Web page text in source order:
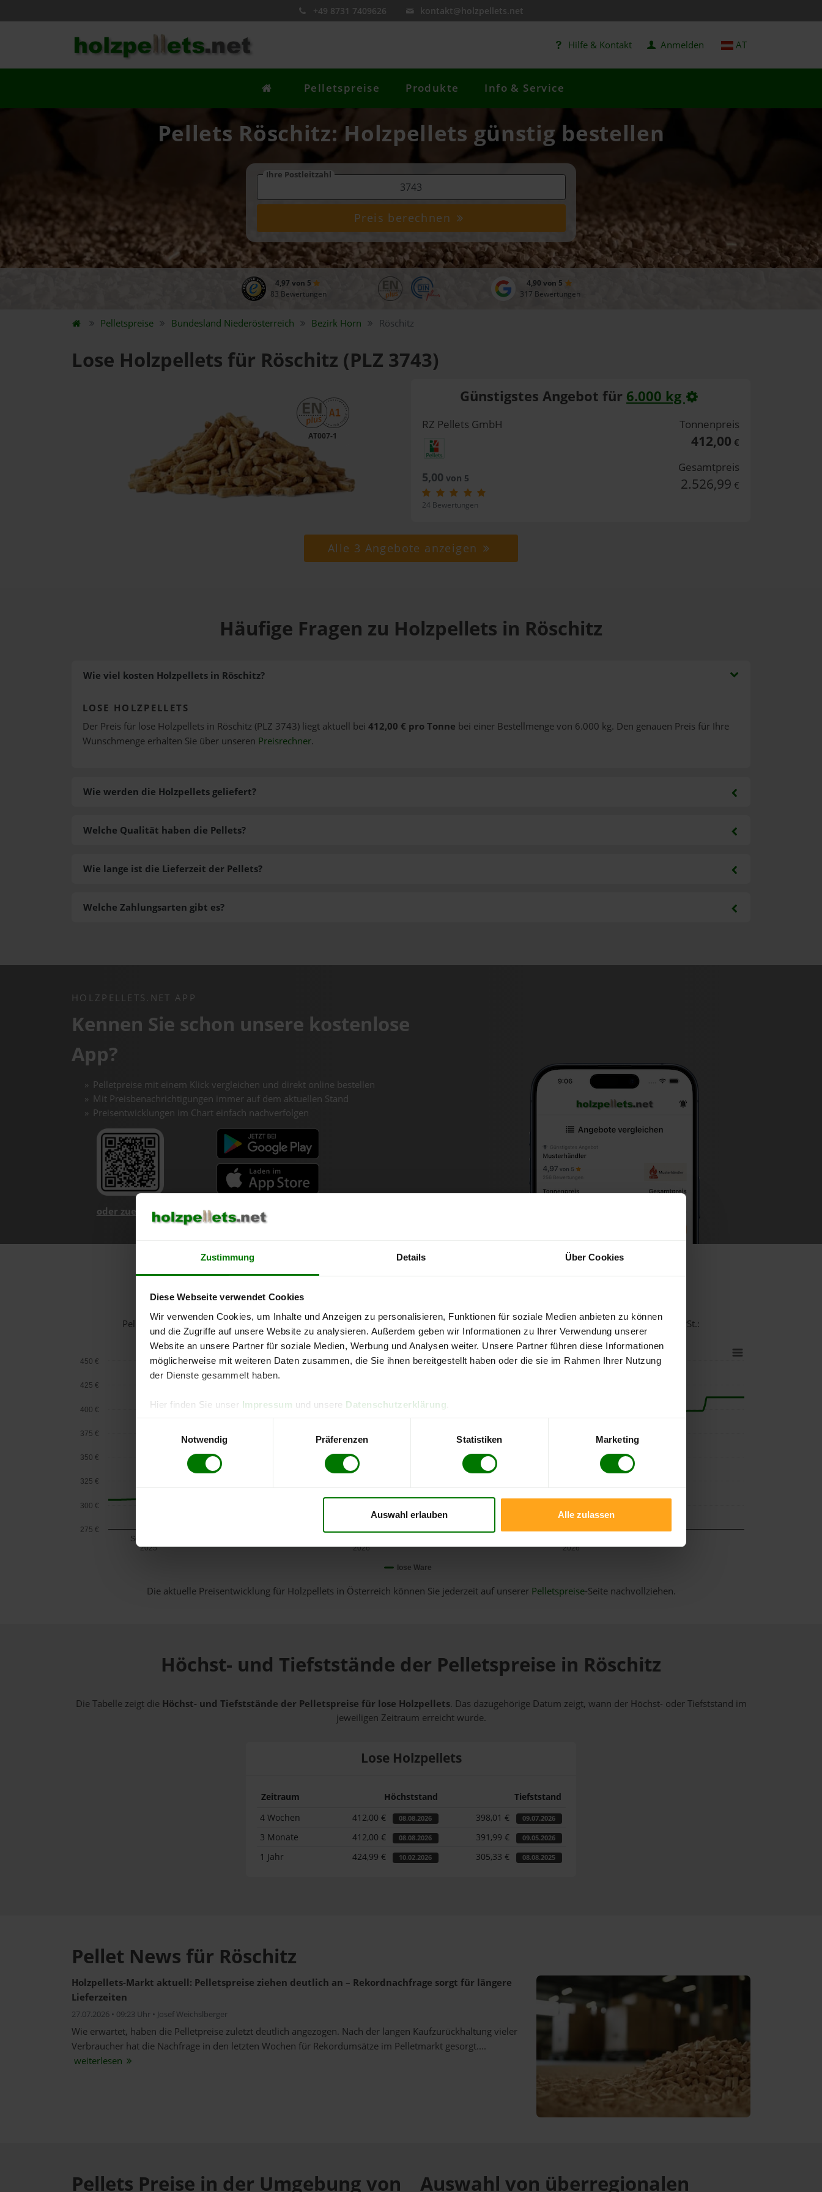
Zustimmung Details Über Cookies
Diese Webseite verwendet Cookies
Wir verwenden Cookies, um Inhalte und Anzeigen zu personalisieren, Funktionen für soziale Medien anbieten zu können
und die Zugriffe auf unsere Website zu analysieren. Außerdem geben wir Informationen zu Ihrer Verwendung unserer
Website an unsere Partner für soziale Medien, Werbung und Analysen weiter. Unsere Partner führen diese Informationen
möglicherweise mit weiteren Daten zusammen, die Sie ihnen bereitgestellt haben oder die sie im Rahmen Ihrer Nutzung
der Dienste gesammelt haben.
Hier finden Sie unser Impressum und unsere Datenschutzerklärung
Notwendig
Präferenzen Statistiken Marketing
Auswahl erlauben Alle zulassen
+49 8731 7409626 kontakt@holzpellets.net
Hilfe & Kontakt Anmelden AT
Pelletspreise Produkte Info & Service
Pellets Röschitz: Holzpellets günstig bestellen
Ihre Postleitzahl
Preis berechnen
4,97 von 5
83 Bewertungen
4,90 von 5
317 Bewertungen
Pelletspreise Bundesland Niederösterreich Bezirk Horn Röschitz
Lose Holzpellets für Röschitz (PLZ 3743)
AT007-1
Günstigstes Angebot für 6.000 kg
RZ Pellets GmbH
5,00 von 5
24 Bewertungen
Tonnenpreis
412,00 €
Gesamtpreis
2.526,99 €
Alle 3 Angebote anzeigen
Häufige Fragen zu Holzpellets in Röschitz
Wie viel kosten Holzpellets in Röschitz?
LOSE HOLZPELLETS
Der Preis für lose Holzpellets in Röschitz (PLZ 3743) liegt aktuell bei 412,00 € pro Tonne bei einer Bestellmenge von 6.000 kg. Den genauen Preis für Ihre
Wunschmenge erhalten Sie über unseren Preisrechner.
Wie werden die Holzpellets geliefert?
Welche Zahlungsarten gibt es?
Welche Qualität haben die Pellets?
Wie lange ist die Lieferzeit der Pellets?
HOLZPELLETS.NET APP
Kennen Sie schon unsere kostenlose
App?
Pelletpreise mit einem Klick vergleichen und direkt online bestellen
Mit Preisbenachrichtigungen immer auf dem aktuellen Stand
Preisentwicklungen im Chart einfach nachverfolgen
oder zuerst mehr über unsere App erfahren
Holzpellets-Chart für Röschitz
Pelletspreise in Röschitz für 1 Tonne bei Abnahmevon 6 Tonnen loser Warein DINplus-/ENplus-Qualität bei einer Lieferstelle inkl. MwSt.:
lose Ware
September
2025
2026
2026
275 €
300 €
325 €
350 €
375 €
400 €
425 €
450 €
Die aktuelle Preisentwicklung für Holzpellets in Österreich können Sie jederzeit auf unserer Pelletspreise-Seite nachvollziehen.
Höchst- und Tiefststände der Pelletspreise in Röschitz
Die Tabelle zeigt die Höchst- und Tiefststände der Pelletspreise für lose Holzpellets. Das dazugehörige Datum zeigt, wann der Höchst- oder Tiefststand im
jeweiligen Zeitraum erreicht wurde.
Lose Holzpellets
Zeitraum Höchststand
Tiefststand
4 Wochen
412,00 € 08.08.2026 398,01 € 09.07.2026
3 Monate 412,00 € 08.08.2026 391,99 € 09.05.2026
1 Jahr 424,99 € 10.02.2026 305,33 € 08.08.2025
Pellet News für Röschitz
Holzpellets-Markt aktuell: Pelletspreise ziehen deutlich an – Rekordnachfrage sorgt für längere
Lieferzeiten
27.07.2026 • 09:23 Uhr • Josef Weichslberger
Wie erwartet, haben die Pelletpreise zuletzt deutlich angezogen. Nach der langen Kaufzurückhaltung vieler
Verbraucher hat die Nachfrage in den letzten Wochen für Rekordumsätze im Pelletmarkt gesorgt....
weiterlesen
Pellets Preise in der Umgebung von Auswahl von überregionalen